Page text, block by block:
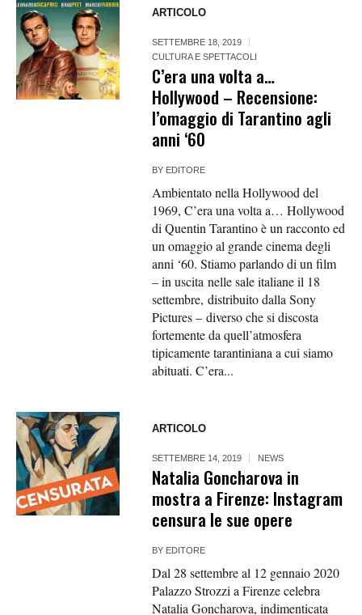
ARTICOLO
SETTEMBRE 18, 2019
CULTURA E SPETTACOLI
C’era una volta a…
Hollywood – Recensione:
l’omaggio di Tarantino agli
anni ‘60
BY EDITORE
Ambientato nella Hollywood del
1969, C’era una volta a… Hollywood
di Quentin Tarantino è un racconto ed
un omaggio al grande cinema degli
anni ‘60. Stiamo parlando di un film
– in uscita nelle sale italiane il 18
settembre, distribuito dalla Sony
Pictures – diverso che si discosta
fortemente da quell’atmosfera
tipicamente tarantiniana a cui siamo
abituati. C’era...
ARTICOLO
SETTEMBRE 14, 2019 NEWS
Natalia Goncharova in
mostra a Firenze: Instagram
censura le sue opere
BY EDITORE
Dal 28 settembre al 12 gennaio 2020
Palazzo Strozzi a Firenze celebra
Natalia Goncharova, indimenticata